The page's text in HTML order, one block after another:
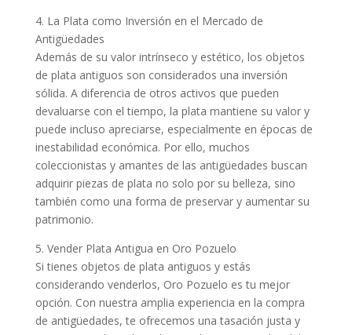
4. La Plata como Inversión en el Mercado de
Antigüedades
Además de su valor intrínseco y estético, los objetos
de plata antiguos son considerados una inversión
sólida. A diferencia de otros activos que pueden
devaluarse con el tiempo, la plata mantiene su valor y
puede incluso apreciarse, especialmente en épocas de
inestabilidad económica. Por ello, muchos
coleccionistas y amantes de las antigüedades buscan
adquirir piezas de plata no solo por su belleza, sino
también como una forma de preservar y aumentar su
patrimonio.
5. Vender Plata Antigua en Oro Pozuelo
Si tienes objetos de plata antiguos y estás
considerando venderlos, Oro Pozuelo es tu mejor
opción. Con nuestra amplia experiencia en la compra
de antigüedades, te ofrecemos una tasación justa y